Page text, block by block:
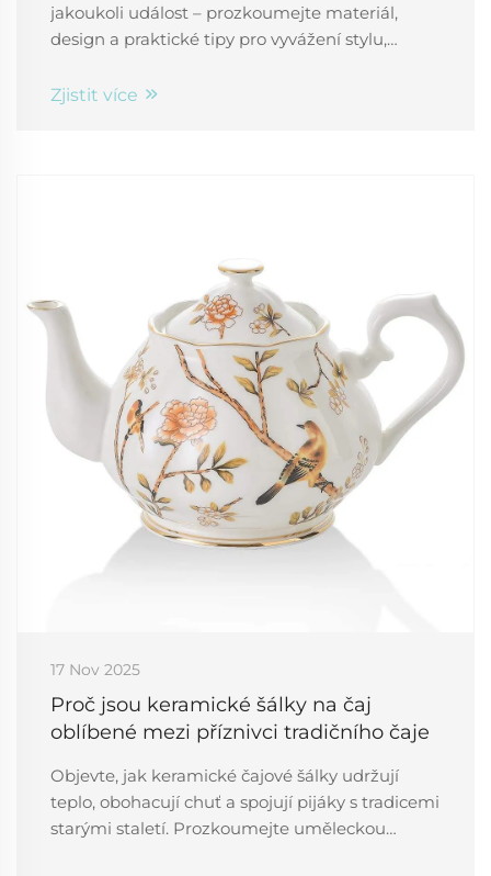
jakoukoli událost – prozkoumejte materiál,
design a praktické tipy pro vyvážení stylu,
Zjistit více
17 Nov 2025
Proč jsou keramické šálky na čaj
oblíbené mezi příznivci tradičního čaje
Objevte, jak keramické čajové šálky udržují
teplo, obohacují chuť a spojují pijáky s tradicemi
starými staletí. Prozkoumejte uměleckou